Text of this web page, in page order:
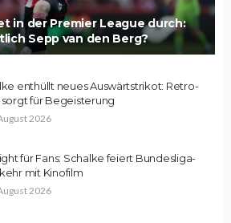
in der Premier League durch:
Sepp van den Berg?
enthüllt neues Auswärtstrikot: Retro-
für Begeisterung
2026
für Fans: Schalke feiert Bundesliga-
mit Kinofilm
2026